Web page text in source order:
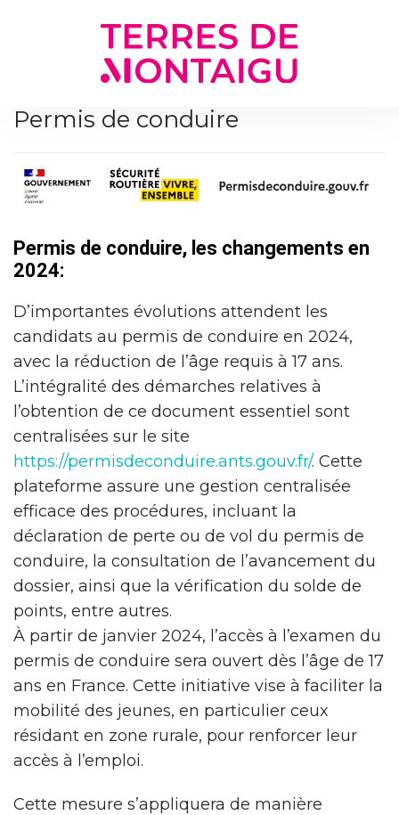
Permis de conduire
Permis de conduire, les changements en
2024:
D’importantes évolutions attendent les
candidats au permis de conduire en 2024,
avec la réduction de l’âge requis à 17 ans.
L’intégralité des démarches relatives à
l’obtention de ce document essentiel sont
centralisées sur le site
https://permisdeconduire.ants.gouv.fr/. Cette
plateforme assure une gestion centralisée
efficace des procédures, incluant la
déclaration de perte ou de vol du permis de
conduire, la consultation de l’avancement du
dossier, ainsi que la vérification du solde de
points, entre autres.
À partir de janvier 2024, l’accès à l’examen du
permis de conduire sera ouvert dès l’âge de 17
ans en France. Cette initiative vise à faciliter la
mobilité des jeunes, en particulier ceux
résidant en zone rurale, pour renforcer leur
accès à l’emploi.
Cette mesure s’appliquera de manière